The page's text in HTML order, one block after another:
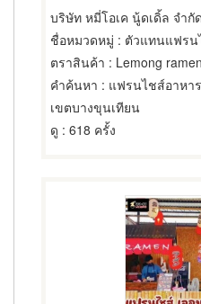
บริษัท หมี่โอเค นู้ดเดิ้ล จำกัด
ชื่อหมวดหมู่ : ตัวแทนแฟรน
ตราสินค้า : Lemong ramen
คำค้นหา : แฟรนไชส์อาหา
เขตบางขุนเทียน
ดู : 618 ครั้ง